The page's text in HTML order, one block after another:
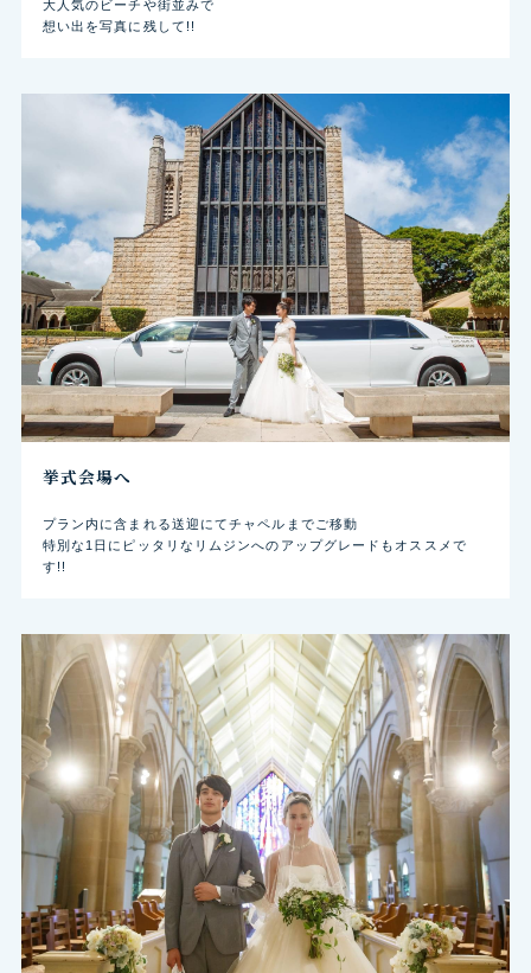
大人気のビーチや街並みで
想い出を写真に残して!!
挙式会場へ
プラン内に含まれる送迎にてチャペルまでご移動
特別な1日にピッタリなリムジンへのアップグレードもオススメで
す!!